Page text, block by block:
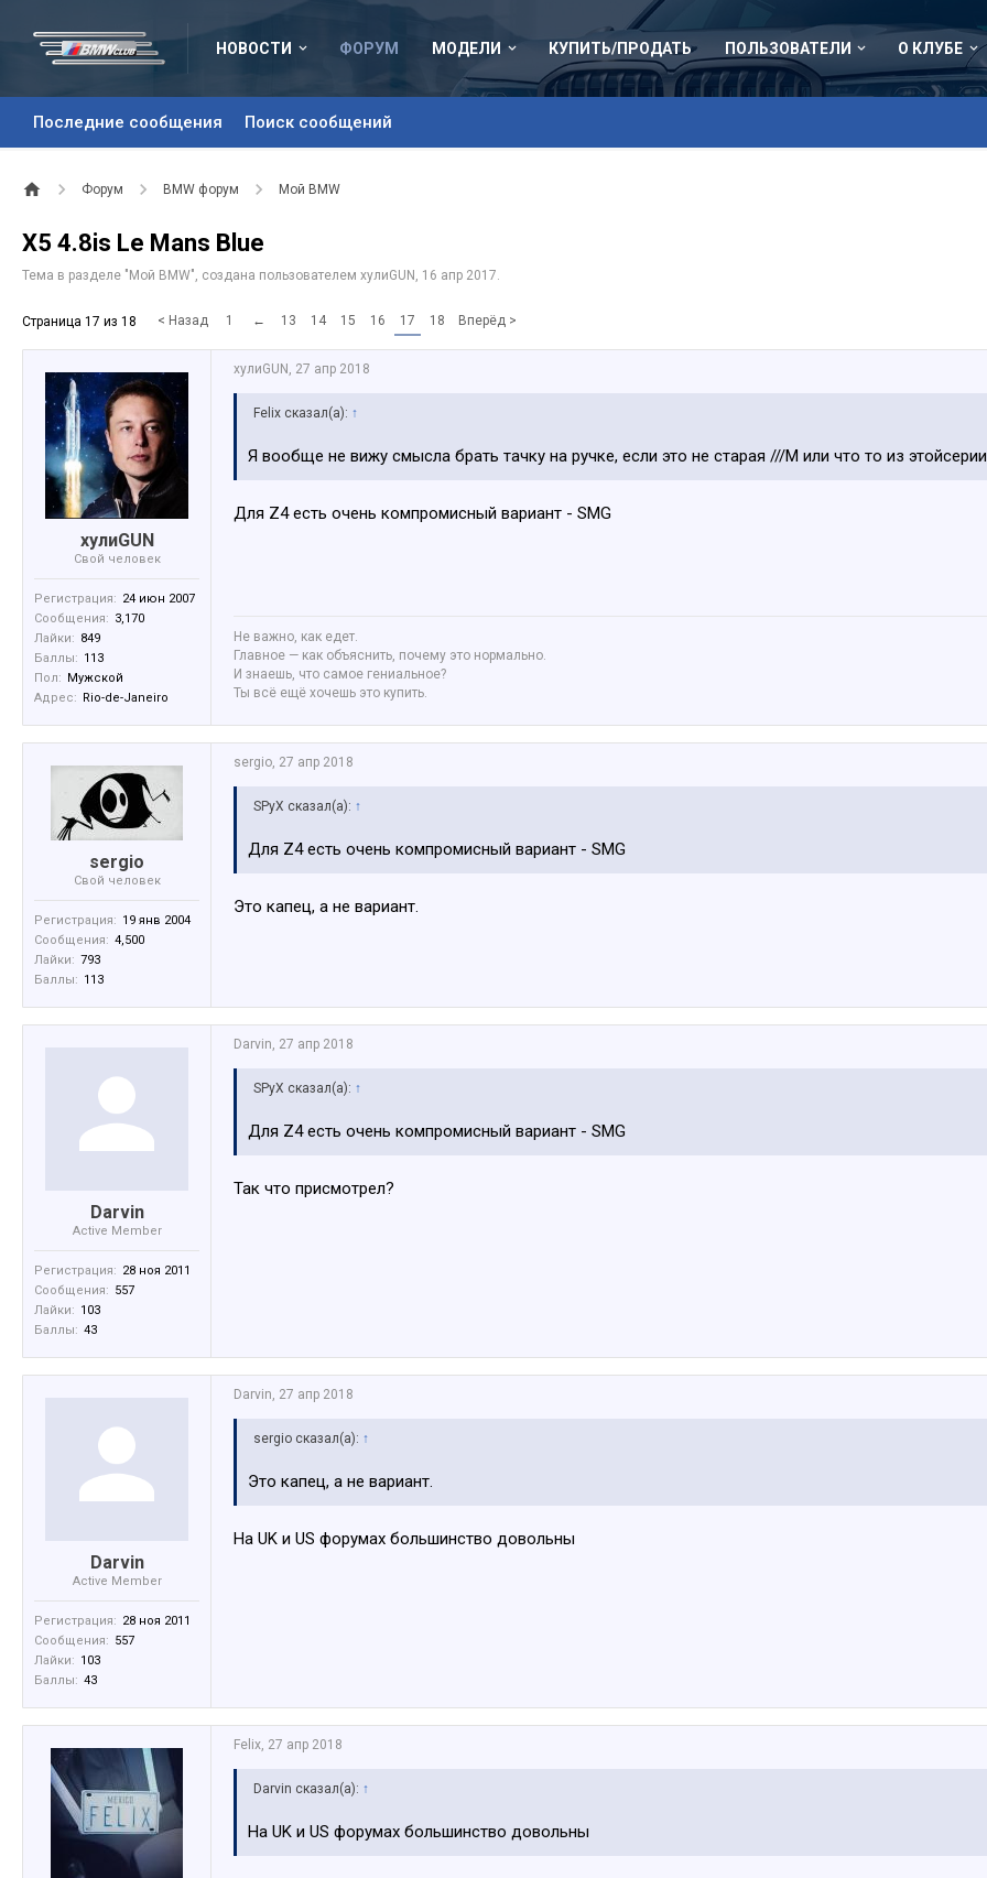
НОВОСТИ ФОРУМ
Последние сообщения Поиск сообщений
МОДЕЛИ КУПИТЬ/ПРОДАТЬ ПОЛЬЗОВАТЕЛИ О КЛУБЕ
Форум BMW форум Мой BMW
Х5 4.8is Le Mans Blue
Тема в разделе " Мой BMW", создана пользователем хулиGUN , 16 апр 2017.
Страница 17 из 18 < Назад 1 ← 13 14 15 16 17 18 Вперёд >
хулиGUN
Свой человек
Регистрация: 24 июн 2007
Сообщения: 3,170
Лайки: 849
Баллы: 113
Пол:
Мужской
Адрес:
Rio-de-Janeiro
хулиGUN , 27 апр 2018
Felix сказал(а): ↑
Я вообще не вижу смысла брать тачку на ручке, если это не старая ///M или что то из
Для Z4 есть очень компромисный вариант - SMG
Не важно, как едет.
Главное — как объяснить, почему это нормально.
И знаешь, что самое гениальное?
Ты всё ещё хочешь это купить.
sergio
Свой человек
Регистрация: 19 янв 2004
Сообщения: 4,500
Лайки: 793
Баллы: 113
sergio, 27 апр 2018
SPyX сказал(а): ↑
Для Z4 есть очень компромисный вариант - SMG
Это капец, а не вариант.
Darvin
Active Member
Регистрация: 28 ноя 2011
Сообщения: 557
Лайки: 103
Баллы: 43
Darvin, 27 апр 2018
SPyX сказал(а): ↑
Для Z4 есть очень компромисный вариант - SMG
Так что присмотрел?
Darvin
Active Member
Регистрация: 28 ноя 2011
Сообщения: 557
Лайки: 103
Баллы: 43
Darvin, 27 апр 2018
sergio сказал(а): ↑
Это капец, а не вариант.
На UK и US форумах большинство довольны
Felix, 27 апр 2018
Darvin сказал(а): ↑
На UK и US форумах большинство довольны